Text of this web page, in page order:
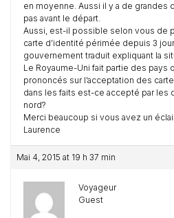
en moyenne. Aussi il y a de grandes
pas avant le départ.
Aussi, est-il possible selon vous de
carte d’identité périmée depuis 3
gouvernement traduit expliquant la
Le Royaume-Uni fait partie des pays
prononcés sur l’acceptation des
dans les faits est-ce accepté par les
nord?
Merci beaucoup si vous avez un
Laurence
Mai 4, 2015 at 19 h 37 min
Voyageur
Guest